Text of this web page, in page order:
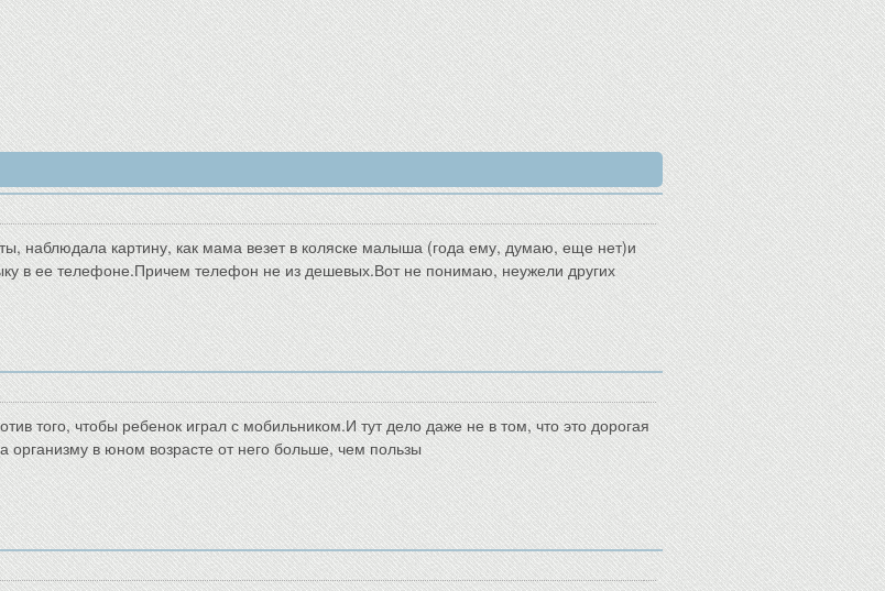
наблюдала картину, как мама везет в коляске малыша (года ему, думаю, еще нет)и
в ее телефоне.Причем телефон не из дешевых.Вот не понимаю, неужели других
того, чтобы ребенок играл с мобильником.И тут дело даже не в том, что это дорогая
организму в юном возрасте от него больше, чем пользы